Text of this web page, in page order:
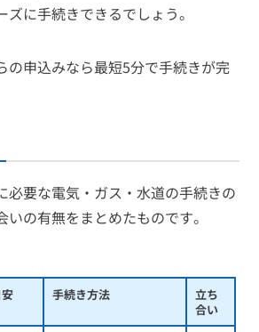
ズに手続きできるでしょう。
の申込みなら最短5分で手続きが完
必要な電気・ガス・水道の手続きの
いの有無をまとめたものです。
手続き方法
立ち
合い